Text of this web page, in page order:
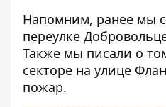
Напомним, ранее мы
переулке
Также мы писали о
секторе на улице
пожар.